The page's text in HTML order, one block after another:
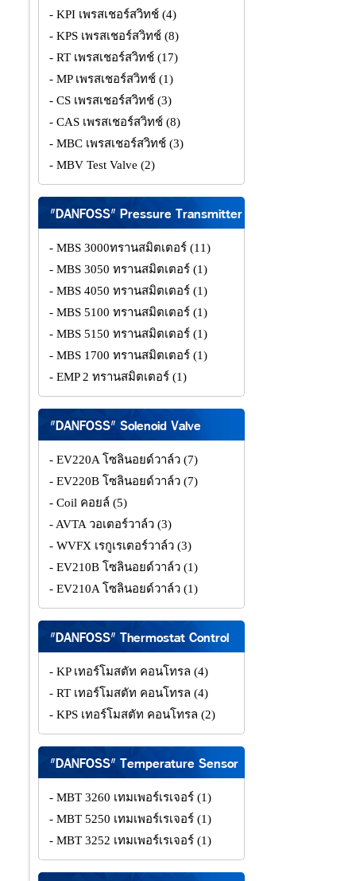
- KPI เพรสเชอร์สวิทช์ (4)
- KPS เพรสเชอร์สวิทช์ (8)
- RT เพรสเชอร์สวิทช์ (17)
- MP เพรสเชอร์สวิทช์ (1)
- CS เพรสเชอร์สวิทช์ (3)
- CAS เพรสเชอร์สวิทช์ (8)
- MBC เพรสเชอร์สวิทช์ (3)
- MBV Test Valve (2)
"DANFOSS" Pressure Transmitter
- MBS 3000ทรานสมิตเตอร์ (11)
- MBS 3050 ทรานสมิตเตอร์ (1)
- MBS 4050 ทรานสมิตเตอร์ (1)
- MBS 5100 ทรานสมิตเตอร์ (1)
- MBS 5150 ทรานสมิตเตอร์ (1)
- MBS 1700 ทรานสมิตเตอร์ (1)
- EMP 2 ทรานสมิตเตอร์ (1)
"DANFOSS" Solenoid Valve
- EV220A โซลินอยด์วาล์ว (7)
- EV220B โซลินอยด์วาล์ว (7)
- Coil คอยล์ (5)
- AVTA วอเตอร์วาล์ว (3)
- WVFX เรกูเรเตอร์วาล์ว (3)
- EV210B โซลินอยด์วาล์ว (1)
- EV210A โซลินอยด์วาล์ว (1)
"DANFOSS" Thermostat Control
- KP เทอร์โมสตัท คอนโทรล (4)
- RT เทอร์โมสตัท คอนโทรล (4)
- KPS เทอร์โมสตัท คอนโทรล (2)
"DANFOSS" Temperature Sensor
- MBT 3260 เทมเพอร์เรเจอร์ (1)
- MBT 5250 เทมเพอร์เรเจอร์ (1)
- MBT 3252 เทมเพอร์เรเจอร์ (1)